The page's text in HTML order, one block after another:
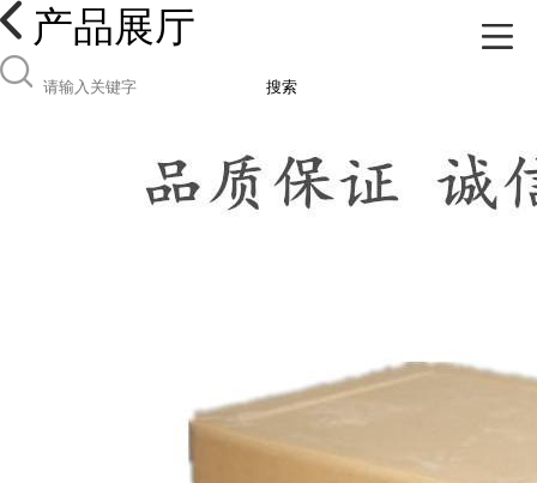
产品展厅
搜索